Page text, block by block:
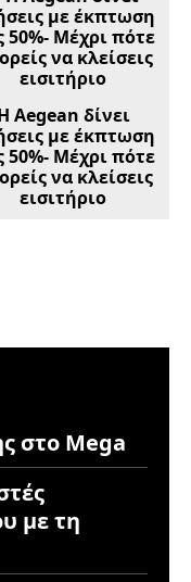
Aegean δίνει
με έκπτωση
50%- Μέχρι πότε
να κλείσεις
εισιτήριο
στο Mega
με τη